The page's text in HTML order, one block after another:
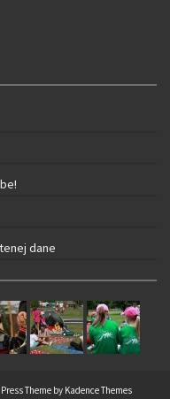
dane
Theme by Kadence Themes